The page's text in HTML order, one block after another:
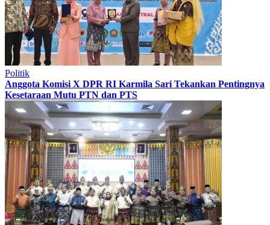
Politik
Anggota Komisi X DPR RI Karmila Sari Tekankan Pentingnya
Kesetaraan Mutu PTN dan PTS